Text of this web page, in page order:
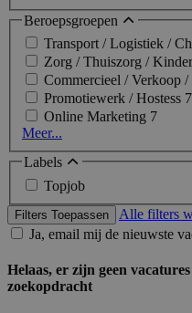
Beroepsgroepen
Transport / Logistiek /
Zorg / Thuiszorg /
Commercieel / Verkoop
Promotiewerk / Hostess 7
Online Marketing 7
Meer...
Labels
Topjob
Filters Toepassen
Alle filters
Ja, email mij de nieuwste
Helaas, er zijn geen
zoekopdracht